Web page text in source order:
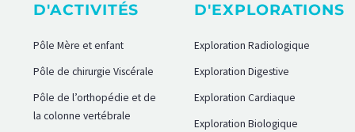
D'ACTIVITÉS
Pôle Mère et enfant
Pôle de chirurgie Viscérale
Pôle de l’orthopédie et de
la colonne vertébrale
D'EXPLORATIONS
Exploration Radiologique
Exploration Digestive
Exploration Cardiaque
Exploration Biologique